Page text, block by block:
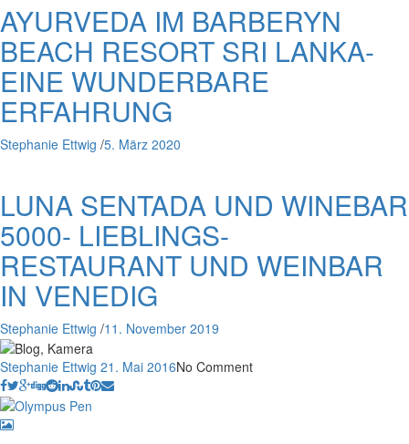
AYURVEDA IM BARBERYN
BEACH RESORT SRI LANKA-
EINE WUNDERBARE
ERFAHRUNG
Stephanie Ettwig /5. März 2020
LUNA SENTADA UND WINEBAR
5000- LIEBLINGS-
RESTAURANT UND WEINBAR
IN VENEDIG
Stephanie Ettwig /11. November 2019
Stephanie Ettwig 21. Mai 2016No Comment